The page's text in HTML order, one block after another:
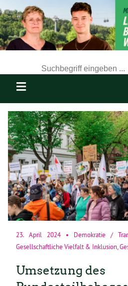
23. April 2024 • Demokratie /
Gesellschaftliche Vielfalt & Inklusion
Umsetzung des